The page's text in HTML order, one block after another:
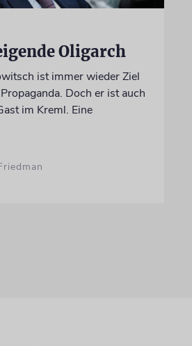
Oligarch
ist immer wieder Ziel
Doch er ist auch
im Kreml. Eine